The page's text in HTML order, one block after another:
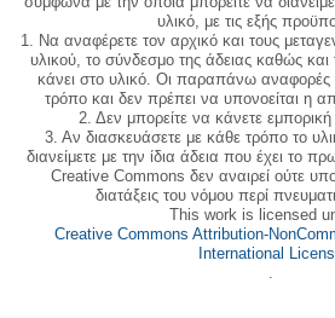
υλικό, με τις εξής
1. Να αναφέρετε τον αρχικό και τους
υλικού, το σύνδεσμο της άδειας καθώς
κάνει στο υλικό. Οι παραπάνω αναφορές
τρόπο και δεν πρέπει να υπονοείται η
2. Δεν μπορείτε να κάνετε
3. Αν διασκευάσετε με κάθε τρόπο το
διανείμετε με την ίδια άδεια που έχει το
Creative Commons δεν αναιρεί ούτε
διατάξεις του νόμου περί
This work is licensed
Creative Commons Attribution-
International
.